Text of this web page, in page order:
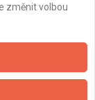
změnit volbou